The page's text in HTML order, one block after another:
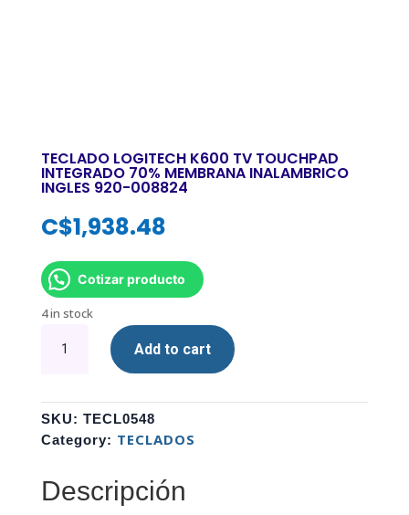
TECLADO LOGITECH K600 TV TOUCHPAD
INTEGRADO 70% MEMBRANA INALAMBRICO
INGLES 920-008824
C$1,938.48
Cotizar producto
4 in stock
LOGITECH
TOUCHPAD
INTEGRADO
MEMBRANA
INALAMBRICO
Add to cart
SKU: TECL0548
Category: TECLADOS
Descripción